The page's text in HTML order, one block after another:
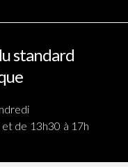
standard
de 13h30 à 17h